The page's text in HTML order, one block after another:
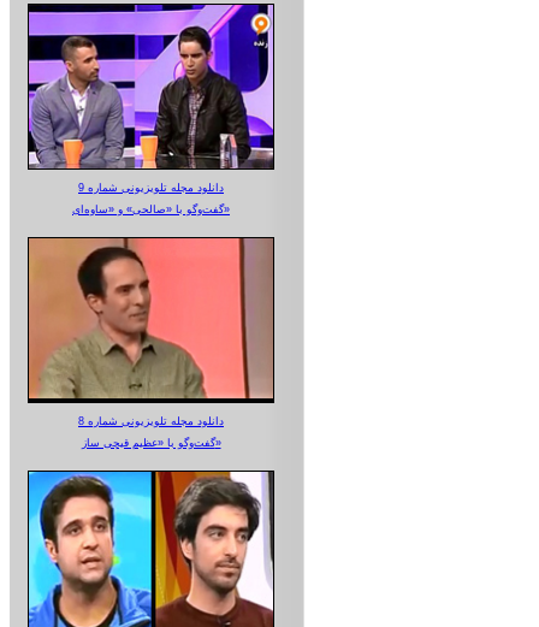
دانلود مجله تلویزیونی شماره 9
گفت‌وگو با «صالحی» و «ساوه‌ای»
دانلود مجله تلویزیونی شماره 8
گفت‌وگو با «عظیم قیچی ساز»